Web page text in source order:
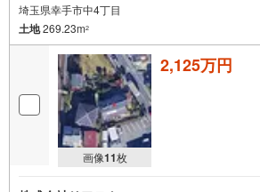
埼玉県幸手市中4丁目
土地269.23m2
画像11枚
2,125万円